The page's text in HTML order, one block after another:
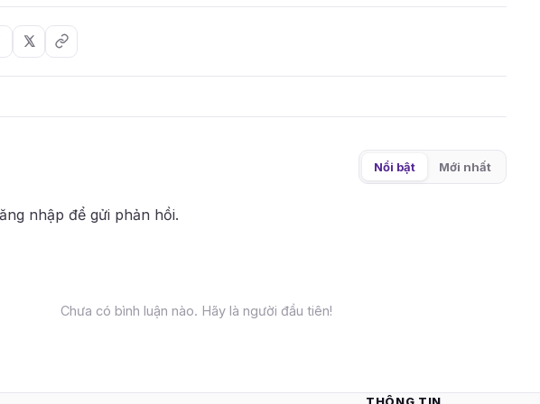
Nổi bật Mới nhất
nhập để gửi phản hồi.
Chưa có bình luận nào. Hãy là người đầu tiên!